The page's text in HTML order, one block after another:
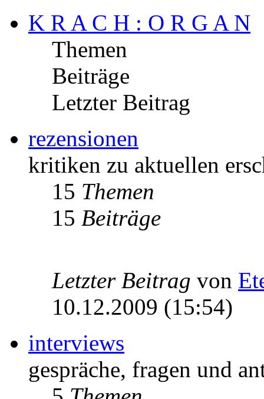
K R A C H : O R G A N
Themen
Beiträge
Letzter Beitrag
rezensionen
kritiken zu aktuellen
15 Themen
15 Beiträge
Letzter Beitrag von
10.12.2009 (15:54)
interviews
gespräche, fragen und